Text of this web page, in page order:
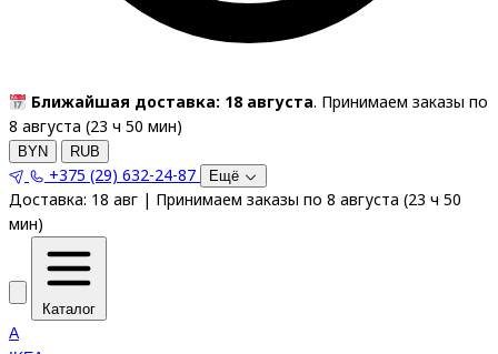
Ближайшая доставка: 18 августа. Принимаем заказы по
8 августа (23 ч 50 мин)
BYN RUB
+375 (29) 632-24-87 Ещё
Доставка: 18 авг | Принимаем заказы по 8 августа (23 ч 50
мин)
Каталог
A